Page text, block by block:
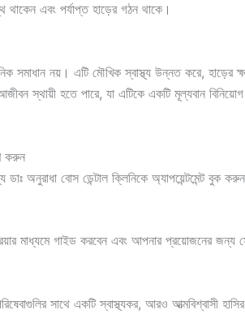
এবং পর্যাপ্ত হাড়ের গঠন থাকে।
সমাধান নয়। এটি মৌখিক স্বাস্থ্য উন্নত করে,
স্থায়ী হতে পারে, যা এটিকে একটি মূল্যবান
করুন
ডাঃ অনুরাধা বোস ডেন্টাল ক্লিনিকে অ্যাপয়েন্টমেন্ট বুক
মাধ্যমে গাইড করবেন এবং আপনার প্রয়োজনের জন্য
সাথে একটি স্বাস্থ্যকর, আরও আত্মবিশ্বাসী